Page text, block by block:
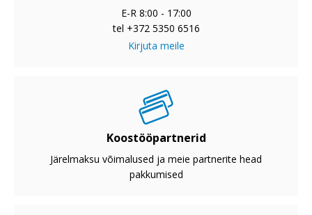
E-R 8:00 - 17:00
tel +372 5350 6516
Kirjuta meile
Koostööpartnerid
Järelmaksu võimalused ja meie partnerite head
pakkumised